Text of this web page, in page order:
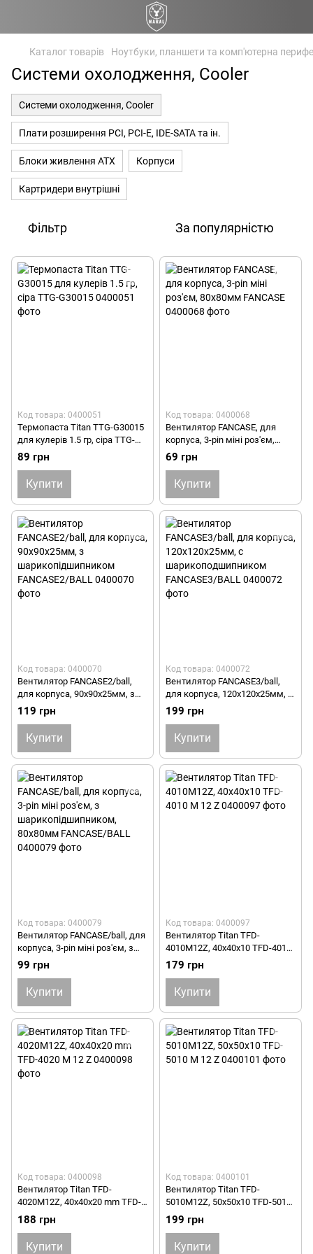
Каталог товарів Ноутбуки, планшети та комп'ютерна
Системи охолодження, Cooler
Системи охолодження, Cooler
Плати розширення PCI, PCI-E, IDE-SATA та ін.
Блоки живлення ATX Корпуси
Картридери внутрішні
Фільтр За популярністю
Код товара: 0400051
Термопаста Titan TTG-G30015
для кулерів 1.5 гр, сіра TTG-
G30015
89 грн
Купити
Код товара: 0400068
Вентилятор FANCASE, для
корпуса, 3-pin міні роз'єм,
80х80мм FANCASE
69 грн
Купити
Код товара: 0400070
Вентилятор FANCASE2/ball,
для корпуса, 90х90х25мм, з
шарикопідшипником
FANCASE2/BALL
119 грн
Купити
Код товара: 0400072
Вентилятор FANCASE3/ball,
для корпуса, 120х120х25мм, с
шарикоподшипником
FANCASE3/BALL
199 грн
Купити
Код товара: 0400079
Вентилятор FANCASE/ball, для
корпуса, 3-pin міні роз'єм, з
шарикопідшипником,
80х80мм FANCASE/BALL
99 грн
Купити
Код товара: 0400097
Вентилятор Titan TFD-
4010M12Z, 40х40х10 TFD-4010
M 12 Z
179 грн
Купити
Код товара: 0400098
Вентилятор Titan TFD-
4020M12Z, 40х40х20 mm TFD-
4020 M 12 Z
188 грн
Купити
Код товара: 0400101
Вентилятор Titan TFD-
5010M12Z, 50х50х10 TFD-5010
M 12 Z
199 грн
Купити